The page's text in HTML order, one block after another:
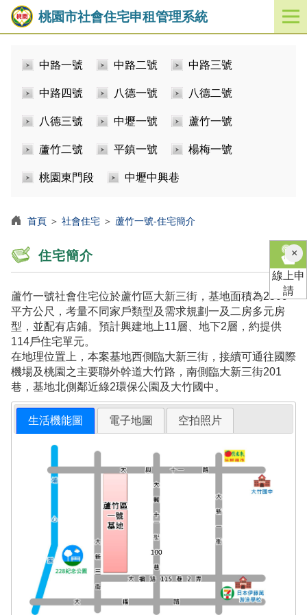
桃園市社會住宅申租管理系統
開
啟
中路一號 中路二號 中路三號
中路四號 八德一號 八德二號
八德三號 中壢一號 蘆竹一號
蘆竹二號 平鎮一號 楊梅一號
桃園東門段 中壢中興巷
首頁 ＞ 社會住宅 ＞ 蘆竹一號-住宅簡介
住宅簡介
蘆竹一號社會住宅位於蘆竹區大新三街，基地面積為2509
平方公尺，考量不同家戶類型及需求規劃一及二房多元房
型，並配有店鋪。預計興建地上11層、地下2層，約提供
114戶住宅單元。
在地理位置上，本案基地西側臨大新三街，接續可通往國際
機場及桃園之主要聯外幹道大竹路，南側臨大新三街201
巷，基地北側鄰近綠2環保公園及大竹國中。
生活機能圖 電子地圖 空拍照片
×關
閉
線上申
請